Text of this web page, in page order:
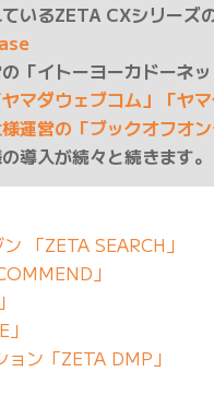
いるZETA CXシリーズ
「イトーヨーカドーネッ
マダウェブコム」「ヤ
運営の「ブックオフオン
導入が続々と続きます。
「ZETA SEARCH」
」
ン「ZETA DMP」